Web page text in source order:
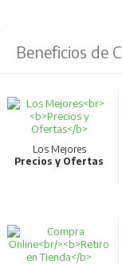
Beneficios de
Los Mejores
Precios y Ofertas